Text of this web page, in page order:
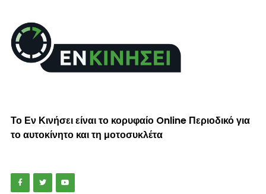
Το Εν Κινήσει είναι το κορυφαίο Online Περιοδικό για
το αυτοκίνητο και τη μοτοσυκλέτα